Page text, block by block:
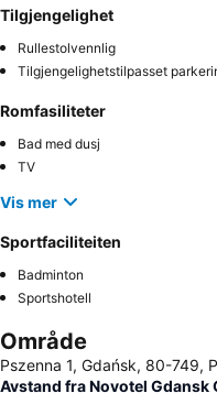
Tilgjengelighet
Rullestolvennlig
Tilgjengelighetstilpasset
Romfasiliteter
Bad med dusj
TV
Vis mer
Sportfaciliteiten
Badminton
Sportshotell
Område
Pszenna 1, Gdańsk, 80-749,
Avstand fra Novotel Gdansk